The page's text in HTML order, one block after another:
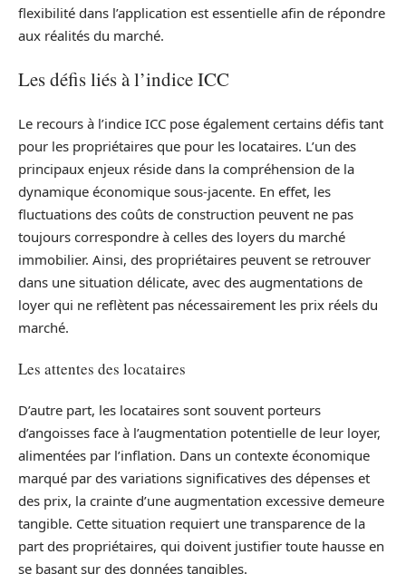
flexibilité dans l’application est essentielle afin de répondre
aux réalités du marché.
Les défis liés à l’indice ICC
Le recours à l’indice ICC pose également certains défis tant
pour les propriétaires que pour les locataires. L’un des
principaux enjeux réside dans la compréhension de la
dynamique économique sous-jacente. En effet, les
fluctuations des coûts de construction peuvent ne pas
toujours correspondre à celles des loyers du marché
immobilier. Ainsi, des propriétaires peuvent se retrouver
dans une situation délicate, avec des augmentations de
loyer qui ne reflètent pas nécessairement les prix réels du
marché.
Les attentes des locataires
D’autre part, les locataires sont souvent porteurs
d’angoisses face à l’augmentation potentielle de leur loyer,
alimentées par l’inflation. Dans un contexte économique
marqué par des variations significatives des dépenses et
des prix, la crainte d’une augmentation excessive demeure
tangible. Cette situation requiert une transparence de la
part des propriétaires, qui doivent justifier toute hausse en
se basant sur des données tangibles.